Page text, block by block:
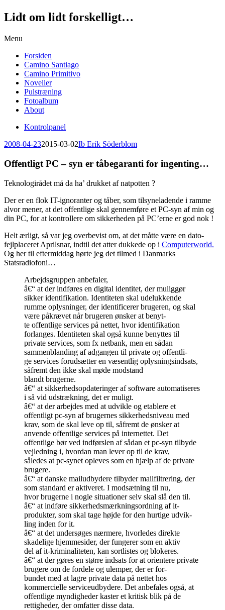
Lidt om lidt forskelligt…
Menu
content
Forsiden
Camino Santiago
Camino Primitivo
Noveller
Pulstræning
Fotoalbum
About
Kontrolpanel
2008-04-232015-03-02Ib Erik Söderblom
Offentligt PC – syn er tåbegaranti for ingenting…
Teknologirådet må da ha’ drukket af natpotten ?
Der er en flok IT-ignoranter og tåber, som tilsyneladende i ramme
alvor mener, at det offentlige skal gennemføre et PC-syn af min og
din PC, for at kontrollere om sikkerheden på PC’erne er god nok !
Helt ærligt, så var jeg overbevist om, at det måtte være en dato-
fejlplaceret Aprilsnar, indtil det atter dukkede op i Computerworld.
Og her til eftermiddag hørte jeg det tilmed i Danmarks
Statsradiofoni…
Arbejdsgruppen anbefaler,
â€“ at der indføres en digital identitet, der muliggør
sikker identifikation. Identiteten skal udelukkende
rumme oplysninger, der identificerer brugeren, og skal
være påkrævet når brugeren ønsker at benyt-
te offentlige services på nettet, hvor identifikation
forlanges. Identiteten skal også kunne benyttes til
private services, som fx netbank, men en sådan
sammenblanding af adgangen til private og offentli-
ge services forudsætter en væsentlig oplysningsindsats,
såfremt den ikke skal møde modstand
blandt brugerne.
â€“ at sikkerhedsopdateringer af software automatiseres
i så vid udstrækning, det er muligt.
â€“ at der arbejdes med at udvikle og etablere et
offentligt pc-syn af brugernes sikkerhedsniveau med
krav, som de skal leve op til, såfremt de ønsker at
anvende offentlige services på internettet. Det
offentlige bør ved indførslen af sådan et pc-syn tilbyde
vejledning i, hvordan man lever op til de krav,
således at pc-synet opleves som en hjælp af de private
brugere.
â€“ at danske mailudbydere tilbyder mailfiltrering, der
som standard er aktiveret. I modsætning til nu,
hvor brugerne i nogle situationer selv skal slå den til.
â€“ at indføre sikkerhedsmærkningsordning af it-
produkter, som skal tage højde for den hurtige udvik-
ling inden for it.
â€“ at det undersøges nærmere, hvorledes direkte
skadelige hjemmesider, der fungerer som en aktiv
del af it-kriminaliteten, kan sortlistes og blokeres.
â€“ at der gøres en større indsats for at orientere private
brugere om de fordele og ulemper, der er for-
bundet med at lagre private data på nettet hos
kommercielle serviceudbydere. Det anbefales også, at
offentlige myndigheder kaster et kritisk blik på de
rettigheder, der omfatter disse data.